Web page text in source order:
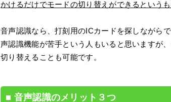
かけるだけでモードの切り替えができるという
音声認識なら、打刻用のICカードを探しながら
声認識機能が苦手という人もいると思いますが
切り替えることも可能です。
音声認識のメリット３つ